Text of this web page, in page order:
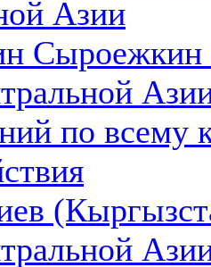
Азии
Сыроежкин
по всему